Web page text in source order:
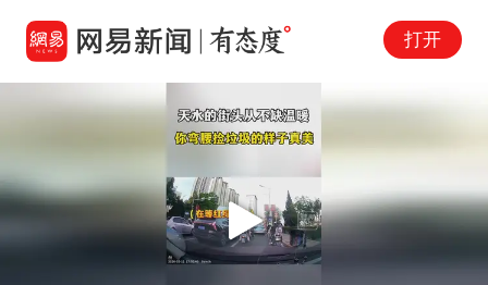
打开
Play